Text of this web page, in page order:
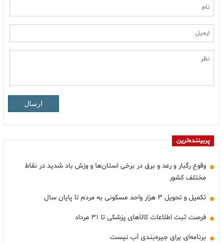
ارسال
پربیننده‌ترین
وقوع رگبار و رعد و برق در برخی استان‌ها و وزش باد شدید در نقاط
مختلف کشور
تکمیل و تحویل ۳ هزار واحد مسکونی به مردم تا پایان سال
فرصت ثبت اطلاعات کالاهای پزشکی تا ۳۱ مرداد
برنامه‌ای برای جیره‌بندی آب نیست